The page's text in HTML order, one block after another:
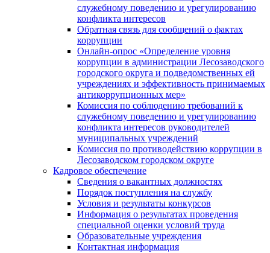
служебному поведению и урегулированию
конфликта интересов
Обратная связь для сообщений о фактах
коррупции
Онлайн-опрос «Определение уровня
коррупции в администрации Лесозаводского
городского округа и подведомственных ей
учреждениях и эффективность принимаемых
антикоррупционных мер»
Комиссия по соблюдению требований к
служебному поведению и урегулированию
конфликта интересов руководителей
муниципальных учреждений
Комиссия по противодействию коррупции в
Лесозаводском городском округе
Кадровое обеспечение
Сведения о вакантных должностях
Порядок поступления на службу
Условия и результаты конкурсов
Информация о результатах проведения
специальной оценки условий труда
Образовательные учреждения
Контактная информация